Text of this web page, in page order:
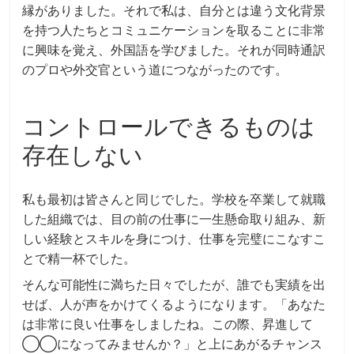
縁がありました。それで私は、自分とは違う文化背景
を持つ人たちとコミュニケーションを取ることに非常
に興味を覚え、外国語を学びました。それが同時通訳
のプロや外交官という道につながったのです。
コントロールできるものは
存在しない
私も最初は皆さんと同じでした。学校を卒業して就職
した組織では、目の前の仕事に一生懸命取り組み、新
しい経験とスキルを身につけ、仕事を完璧にこなすこ
とで精一杯でした。
そんな可能性に満ちた日々でしたが、誰でも実績を出
せば、人が声をかけてくるようになります。「あなた
は非常に良い仕事をしましたね。この際、昇進して
◯◯になってみませんか？」と上にあがるチャンス